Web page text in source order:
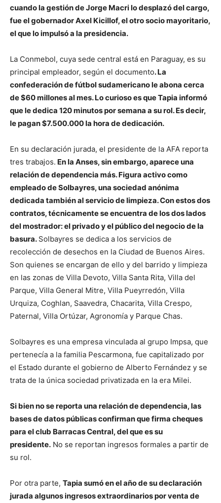
cuando la gestión de Jorge Macri lo desplazó del cargo,
fue el gobernador Axel Kicillof, el otro socio mayoritario,
el que lo impulsó a la presidencia.
La Conmebol, cuya sede central está en Paraguay, es su
principal empleador, según el documento. La
confederación de fútbol sudamericano le abona cerca
de $60 millones al mes. Lo curioso es que Tapia informó
que le dedica 120 minutos por semana a su rol. Es decir,
le pagan $7.500.000 la hora de dedicación.
En su declaración jurada, el presidente de la AFA reporta
tres trabajos. En la Anses, sin embargo, aparece una
relación de dependencia más. Figura activo como
empleado de Solbayres, una sociedad anónima
dedicada también al servicio de limpieza. Con estos dos
contratos, técnicamente se encuentra de los dos lados
del mostrador: el privado y el público del negocio de la
basura. Solbayres se dedica a los servicios de
recolección de desechos en la Ciudad de Buenos Aires.
Son quienes se encargan de ello y del barrido y limpieza
en las zonas de Villa Devoto, Villa Santa Rita, Villa del
Parque, Villa General Mitre, Villa Pueyrredón, Villa
Urquiza, Coghlan, Saavedra, Chacarita, Villa Crespo,
Paternal, Villa Ortúzar, Agronomía y Parque Chas.
Solbayres es una empresa vinculada al grupo Impsa, que
pertenecía a la familia Pescarmona, fue capitalizado por
el Estado durante el gobierno de Alberto Fernández y se
trata de la única sociedad privatizada en la era Milei.
Si bien no se reporta una relación de dependencia, las
bases de datos públicas confirman que firma cheques
para el club Barracas Central, del que es su
presidente. No se reportan ingresos formales a partir de
su rol.
Por otra parte, Tapia sumó en el año de su declaración
jurada algunos ingresos extraordinarios por venta de